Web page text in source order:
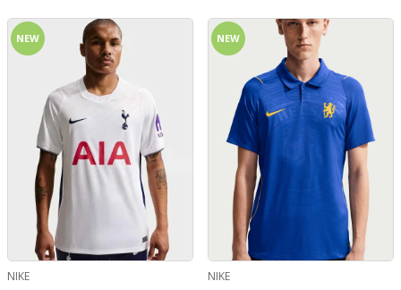
NEW
NIKE
NEW
NIKE